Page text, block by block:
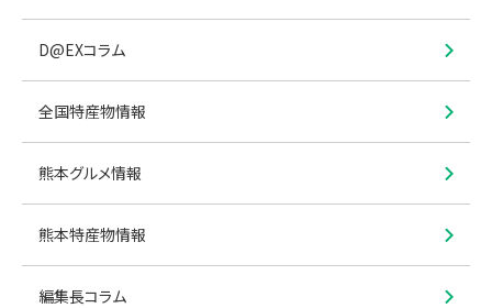
D@EXコラム
全国特産物情報
熊本グルメ情報
熊本特産物情報
編集長コラム